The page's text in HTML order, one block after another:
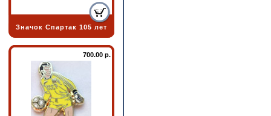
Значок Спартак 105 лет
700.00 р.